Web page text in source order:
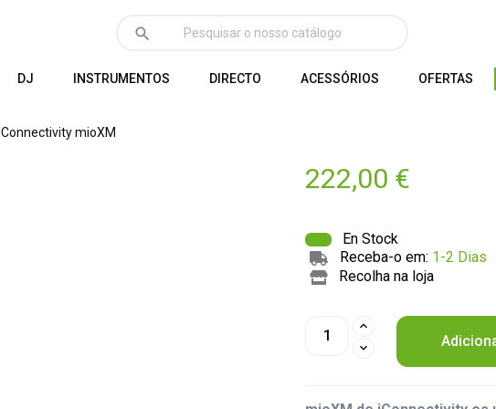
search
DJ INSTRUMENTOS DIRECTO ACESSÓRIOS OFERTAS
IConnectivity mioXM
222,00 €
En Stock
Receba-o em: 1-2 Dias
Recolha na loja